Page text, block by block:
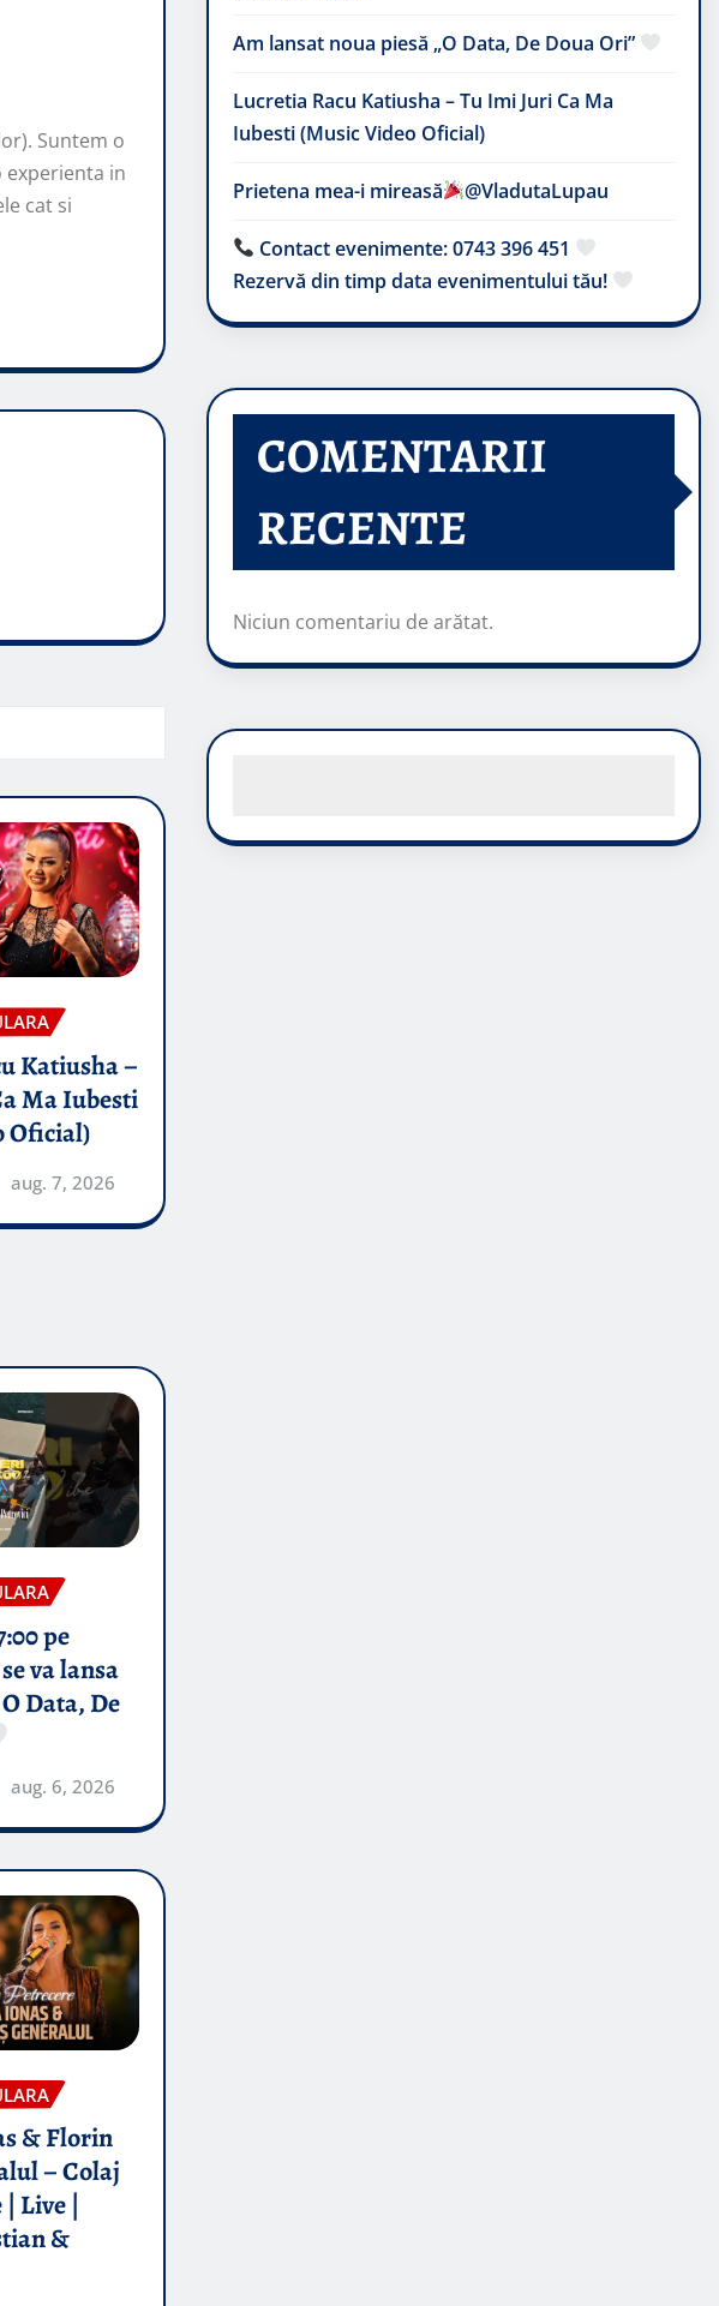
Suntem o
in
cat si
Katiusha –
Ma Iubesti
Oficial)
aug. 7, 2026
pe
va lansa
Data, De
aug. 6, 2026
& Florin
– Colaj
| Live |
&
Am lansat noua piesă „O Data, De Doua Ori”
Lucretia Racu Katiusha – Tu Imi Juri Ca Ma
Iubesti (Music Video Oficial)
Prietena mea-i mireasă​ @VladutaLupau
Contact evenimente: 0743 396 451
Rezervă din timp data evenimentului tău!
COMENTARII
RECENTE
Niciun comentariu de arătat.